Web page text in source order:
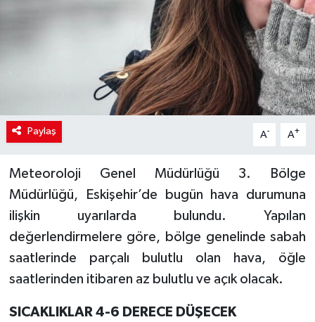
Paylaş A- A+
Meteoroloji Genel Müdürlüğü 3. Bölge
Müdürlüğü, Eskişehir’de bugün hava durumuna
ilişkin uyarılarda bulundu. Yapılan
değerlendirmelere göre, bölge genelinde sabah
saatlerinde parçalı bulutlu olan hava, öğle
saatlerinden itibaren az bulutlu ve açık olacak.
SICAKLIKLAR 4-6 DERECE DÜŞECEK